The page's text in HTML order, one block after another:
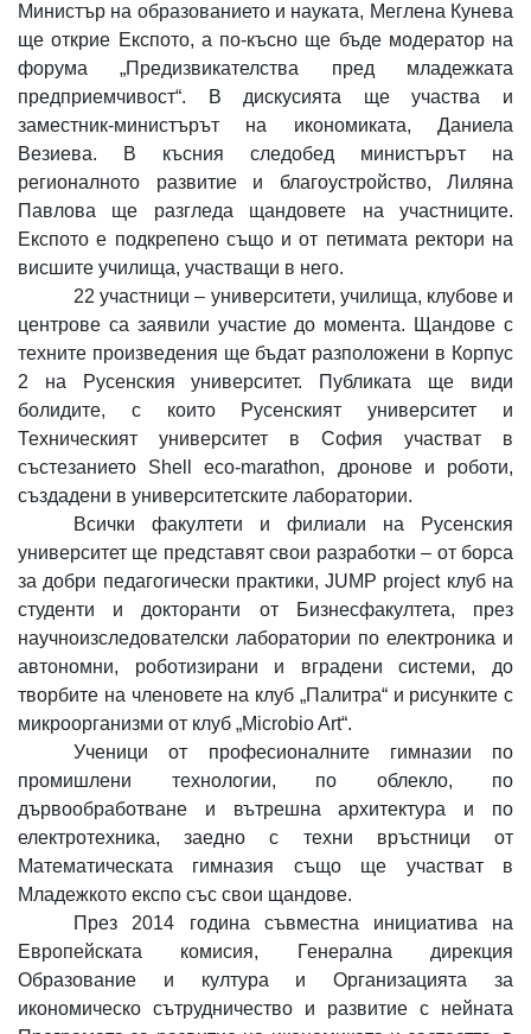
Министър на образованието и науката, Меглена Кунева
ще открие Експото, а по-късно ще бъде модератор на
форума „Предизвикателства пред младежката
предприемчивост“. В дискусията ще участва и
заместник-министърът на икономиката, Даниела
Везиева. В късния следобед министърът на
регионалното развитие и благоустройство, Лиляна
Павлова ще разгледа щандовете на участниците.
Експото е подкрепено също и от петимата ректори на
висшите училища, участващи в него.
22 участници – университети, училища, клубове и
центрове са заявили участие до момента. Щандове с
техните произведения ще бъдат разположени в Корпус
2 на Русенския университет. Публиката ще види
болидите, с които Русенският университет и
Техническият университет в София участват в
състезанието Shell eco-marathon, дронове и роботи,
създадени в университетските лаборатории.
Всички факултети и филиали на Русенския
университет ще представят свои разработки – от борса
за добри педагогически практики, JUMP project клуб на
студенти и докторанти от Бизнесфакултета, през
научноизследователски лаборатории по електроника и
автономни, роботизирани и вградени системи, до
творбите на членовете на клуб „Палитра“ и рисунките с
микроорганизми от клуб „Microbio Art“.
Ученици от професионалните гимназии по
промишлени технологии, по облекло, по
дървообработване и вътрешна архитектура и по
електротехника, заедно с техни връстници от
Математическата гимназия също ще участват в
Младежкото експо със свои щандове.
През 2014 година съвместна инициатива на
Европейската комисия, Генерална дирекция
Образование и култура и Организацията за
икономическо сътрудничество и развитие с нейната